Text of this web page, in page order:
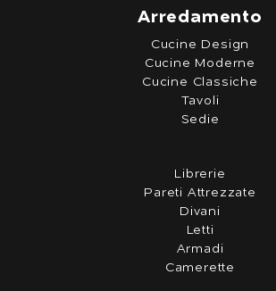
Arredamento
Cucine Design
Cucine Moderne
Cucine Classiche
Tavoli
Sedie
Librerie
Pareti Attrezzate
Divani
Letti
Armadi
Camerette